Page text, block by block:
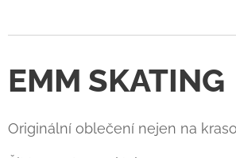
EMM SKATING
Originální oblečení nejen na